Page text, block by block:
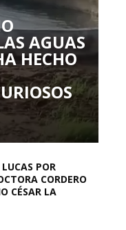
AGUAS
HECHO
POR
CORDERO
CÉSAR LA